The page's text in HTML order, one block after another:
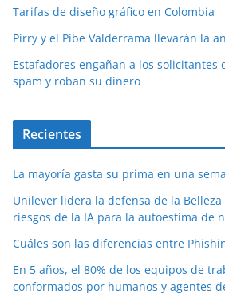
Tarifas de diseño gráfico en Colombia
Pirry y el Pibe Valderrama llevarán la
Estafadores engañan a los solicitantes
spam y roban su dinero
Recientes
La mayoría gasta su prima en una
Unilever lidera la defensa de la
riesgos de la IA para la autoestima de
Cuáles son las diferencias entre
En 5 años, el 80% de los equipos de
conformados por humanos y agentes